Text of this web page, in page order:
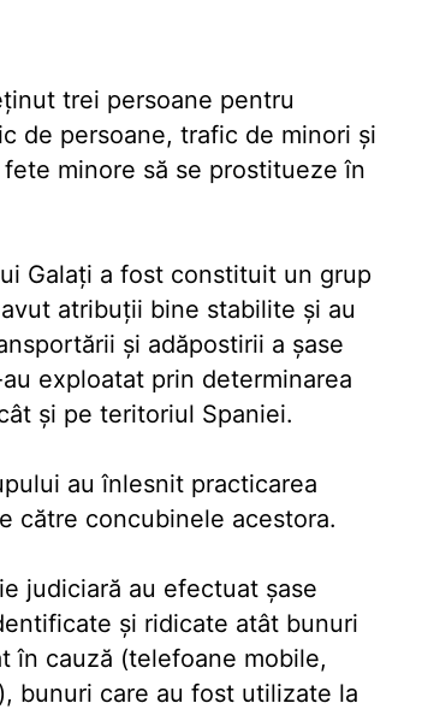
trei persoane pentru
de persoane, trafic de minori şi
minore să se prostitueze în
Galaţi a fost constituit un grup
atribuţii bine stabilite şi au
şi adăpostirii a şase
exploatat prin determinarea
şi pe teritoriul Spaniei.
au înlesnit practicarea
către concubinele acestora.
judiciară au efectuat şase
şi ridicate atât bunuri
în cauză (telefoane mobile,
bunuri care au fost utilizate la